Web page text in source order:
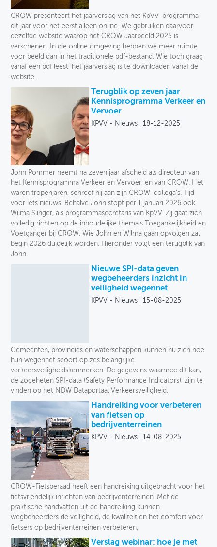
Toegankelijkheid
Verkeersveiligheid
Logistiek
Collectief vervoer
Deelmobiliteit
Auto
Soort
CROW presenteert het jaarverslag van het KpVV-programma
dit jaar voor het eerst alleen online. We gebruiken daarvoor
dezelfde website waarop het CROW Jaarbeeld 2025 is
verschenen. In die online omgeving hebben we meer ruimte
voor beeld dan in het traditionele pdf-bestand. Wie toch graag
vanaf een pdf leest, het jaarverslag is te downloaden vanaf de
website.
Terugblik op zeven jaar
Kennisprogramma Verkeer en
Vervoer
KPVV - Nieuws 18-12-2025
John Pommer neemt na zeven jaar afscheid als directeur van
het Kennisprogramma Verkeer en Vervoer, en van CROW. Het
waren tropenjaren, schreef hij aan zijn CROW-collega's. Tijd
voor iets nieuws. Behalve John stopt per 1 januari 2026 ook
Wilma Slinger, als programmasecretaris van KpVV. Zij gaat zich
volledig richten op de inhoudelijke thema's Toegankelijkheid en
Voetganger bij CROW. Wie John en Wilma gaan opvolgen zal
begin 2026 duidelijk worden. Hieronder volgt een terugblik van
John.
Nieuwe SPI-data geven
wegbeheerders inzicht in
veiligheid wegennet
KPVV - Nieuws 15-08-2025
Gemeenten, provincies en waterschappen kunnen nu zien hoe
hun wegennet scoort op zes belangrijke
verkeersveiligheidskenmerken. De gegevens waarmee dit kan,
de zogeheten SPI-data (Safety Performance Indicators), zijn te
vinden op het NDW Dataportaal Verkeersveiligheid.
Handreiking voor verbeteren
van fietsen op
bedrijventerreinen
KPVV - Nieuws 14-08-2025
CROW-Fietsberaad heeft een handreiking uitgebracht voor het
fietsvriendelijk inrichten van bedrijventerreinen. Met de
praktische handvatten uit de handreiking kunnen
wegbeheerders de veiligheid, de kwaliteit en het comfort voor
fietsers op bedrijventerreinen verbeteren.
Verslag webinar: hoe je met